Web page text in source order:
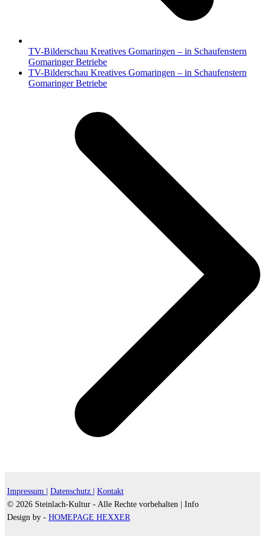
TV-Bilderschau Kreatives Gomaringen – in Schaufenstern
Gomaringer Betriebe
Nächster
Beitrag:
TV-Bilderschau Kreatives Gomaringen – in Schaufenstern
Gomaringer Betriebe
Impressum | Datenschutz |
Kontakt
© 2026 Steinlach-Kultur - Alle Rechte vorbehalten |
Info
Design by - HOMEPAGE HEXXER